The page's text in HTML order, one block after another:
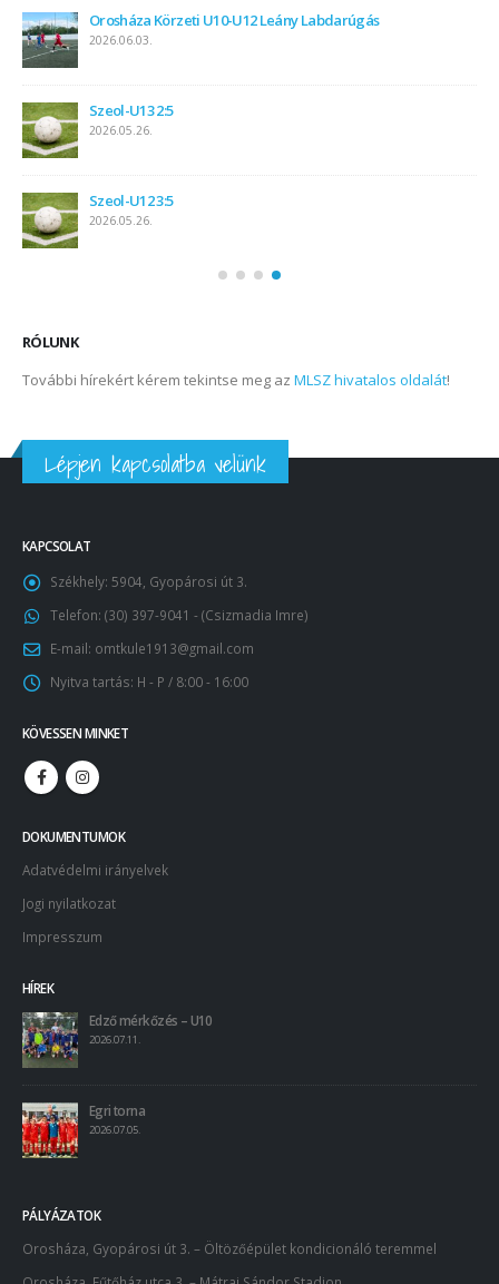
Edző mérkőzés – U10
2026.07.11.
Egri torna
2026.07.05.
Balatonlelle PELSO KUPA
2026.07.01.
RÓLUNK
További hírekért kérem tekintse meg az MLSZ hivatalos oldalát!
Lépjen kapcsolatba velünk
KAPCSOLAT
Székhely: 5904, Gyopárosi út 3.
Telefon: (30) 397-9041 - (Csizmadia Imre)
E-mail: omtkule1913@gmail.com
Nyitva tartás: H - P / 8:00 - 16:00
KÖVESSEN MINKET
DOKUMENTUMOK
Adatvédelmi irányelvek
Jogi nyilatkozat
Impresszum
HÍREK
Edző mérkőzés – U10
2026.07.11.
Egri torna
2026.07.05.
PÁLYÁZATOK
Orosháza, Gyopárosi út 3. – Öltözőépület kondicionáló teremmel